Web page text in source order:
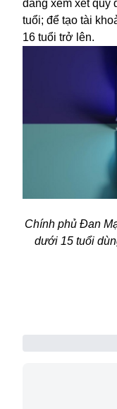
đang xem xét quy
tuổi; để tạo tài
16 tuổi trở lên.
Chính phủ Đan
dưới 15 tuổi